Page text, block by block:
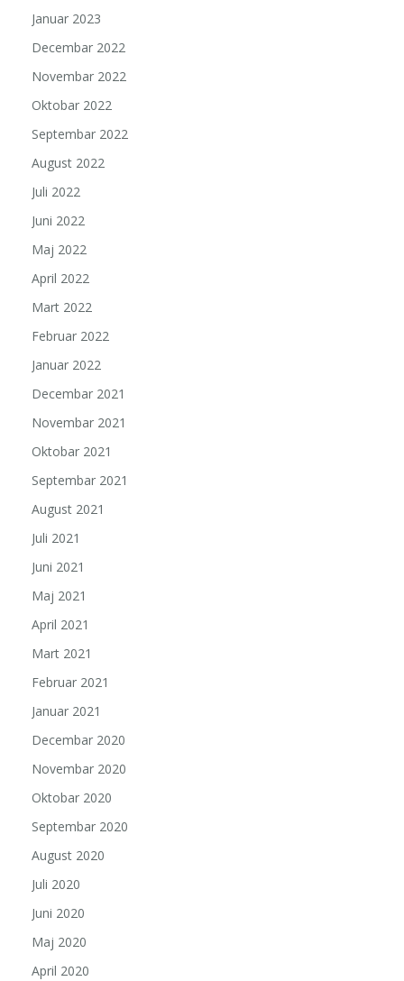
Januar 2023
Decembar 2022
Novembar 2022
Oktobar 2022
Septembar 2022
August 2022
Juli 2022
Juni 2022
Maj 2022
April 2022
Mart 2022
Februar 2022
Januar 2022
Decembar 2021
Novembar 2021
Oktobar 2021
Septembar 2021
August 2021
Juli 2021
Juni 2021
Maj 2021
April 2021
Mart 2021
Februar 2021
Januar 2021
Decembar 2020
Novembar 2020
Oktobar 2020
Septembar 2020
August 2020
Juli 2020
Juni 2020
Maj 2020
April 2020